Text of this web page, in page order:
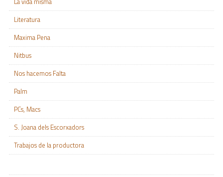
Literatura
Maxima Pena
Nitbus
Nos hacemos Falta
Palm
PCs, Macs
S. Joana dels Escorxadors
Trabajos de la productora